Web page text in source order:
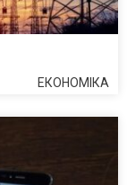
ЕКОНОМІКА